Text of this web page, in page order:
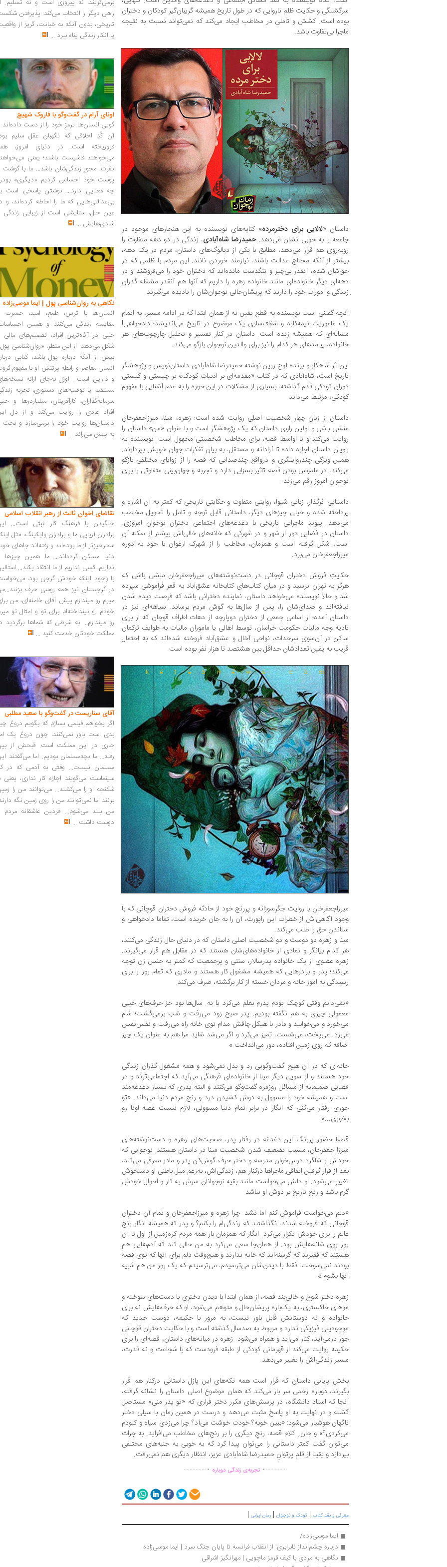
سرگشتگی و حکایت ظلم ناروایی که در طول تاریخ همیشه گریبان‌گیر کودکان و دختران
بوده است. کشش و تاملی در مخاطب ایجاد می‌کند که نمی‌تواند نسبت به نتیجه
ماجرا بی‌تفاوت باشد.
داستان «لالایی برای دخترمرده» کنایه‌های نویسنده به این هنجارهای موجود در
جامعه را به خوبی نشان می‌دهد.حمیدرضا شاه‌آبادی، زندگی در دو دهه متفاوت را
روبه‌روی هم قرار می‌دهد، مطابق با یکی از دیالوگ‌های داستان، مردم در یک دهه،
بیشتر از آنکه محتاج عدالت باشند، نیازمند خوردن نانند. این مردم با ظلمی که در
حق‌شان شده، آنقدر بی‌چیز و تنگدست مانده‌اند که دختران خود را می‌فروشند و در
دهه‌ا‌ی دیگر خانواده‌ای مانند خانواده زهره را داریم که آنها هم آنقدر مشغله گذران
ِزندگی و امورات خود را دارند که پریشان‌حالی نوجوان‌شان را نادیده می‌گیرند.
آنچه گفتنی ا‌ست نویسنده به ‌قطع یقین نه از همان ابتدا که در ادامه مسیر، به اتمام
یک ماموریت نیمه‌کاره و شفاف‌سازی یک موضوع در تاریخ می‌اندیشد؛ دادخواهی!
مساله‌ای که همیشه زنده است. داستان در کنار تفسیر و تحلیل چارچوب‌های هر
خانواده، پیامد‌های هر کدام را نیز برای والدین ِنوجوان بازگو می‌کند.
این اثر شاهکار و برنده لوح زرین نوشته‌ حمیدرضا شاه‌آبادی‌ داستان‌نویس و پژوهشگر
تاریخ است، شاه‌آبادی که در کتاب «مقدمه‌ای بر ادبیات کودک» بر چیستی و کیستی
دوران کودکی قدم گذاشته، بسیاری از مشکلات در این حوزه را به عدم آشنایی با مفهوم
کودکی، مرتبط می‌داند.
داستان از زبان چهار شخصیت اصلی روایت شده است؛ زهره، مینا، میرزاجعفرخان
منشی باشی و اولین راوی داستان که یک پژوهشگر است و با عنوان «من» داستان را
روایت می‌کند و تا اواسط قصه، برای مخاطب شخصیتی مجهول است. نویسنده‌ به
راویان داستان اجازه داده تا آزادانه و مستقل، به بیان تفکرات جهان خویش بپردازند.
همین ویژگی چندروایتگری و درواقع چندصدایی که قصه را از زوایای مختلفی بازگو
می‌کند، در ملموس بودن قصه تاثیر بسزایی دارد و تجربه‌ و جهان‌بینی متفاوتی را برای
نوجوان امروز رقم می‌زند.
داستانی اثرگذار، زبانی شیوا، روایتی متفاوت و حکایتی تاریخی که کمتر به آن اشاره و
پرداخته شده و خیلی چیزهای دیگر، داستانی قابل توجه و تامل را تحویل مخاطب
می‌دهد. پیوند ماجرایی تاریخی با دغدغه‌های اجتماعی دختران نوجوان امروزی.
داستان در فضایی دور از شهر و در شهرکی که خانه‌های خالی‌اش بیشتر از سکنه آن
است، شکل گرفته است و همزمان، مخاطب را از شهرک ارغوان با خود به دوره
میرزاجعفرخان می‌برد.
حکایتِ فروش دختران قوچانی در دست‌‌نوشته‌های میرزاجعفرخان منشی باشی که
هرگز به تهران نرسید و در میان کتاب‌های کتابخانه عشق‌آباد به قعر فراموشی سپرده
شد و حالا نویسنده می‌خواهد داستان، نماینده دخترانی باشد که فرصت دیده شدن
نیافته‌اند و صدای‌شان را، پس از سال‌ها به گوش مردم برساند. سیاهه‌ای نیز در
داستان آمده؛ از اسامی جمعی از دختران دوپارچه از دهات اطراف قوچان که از برای
تادیه وجه مالیات حکومت خراسان، توسط اهالی یا ماموران مالیات به طوایف ترکمان
ساکن در آن‌سوی سرحدات، نواحی آخال و عشق‌آباد فروخته شده‌اند که به احتمال
قریب به یقین تعدادشان حداقل بین هشتصد تا هزار نفر بوده‌ است.
میرزاجعفرخان با روایت جگرسوزانه و پررنج خود از حادثه فروش دختران قوچانی که با
وجود آگاهی‌اش از خطرات این راپورت، آن را به جان خریده است، تماما دادخواهی و
ستاندن حق را طلب می‌کند.
مینا و زهره دو دوست و دو شخصیت اصلی داستان که در دنیای حال زندگی می‌کنند،
هر کدام بیانگر و نمادی از خانواده‌های‌شان هستند که در مقابل هم قرار می‌گیرند.
زهره عضوی از یک خانواده‌ پدرسالار، سنتی و پرجمعیت که کمتر به جنس زن توجه
می‌کند؛ پدر و برادرهایی که همیشه مشغول کار هستند و مادری که تمام روز را برای
رسیدگی به امور خانه و مردان خسته از کار برگشته، صرف می‌کند.
«نمی‌دانم وقتی کوچک بودم پدرم بغلم می‌کرد یا نه. سال‌ها بود جز حرف‌های خیلی
معمولی چیزی به هم نگفته بودیم. پدر صبح زود می‌رفت و شب برمی‌گشت؛ شام
می‌خورد و می‌خوابید و مادر با هیکل چاقش مدام توی خانه راه می‌رفت و نفس‌نفس
می‌زد. می‌پخت، می‌شست، تمیز می‌کرد و اگر می‌شد شاید مرا هم به عنوان یک چیز
اضافه که روی زمین افتاده، دور می‌انداخت.»
خانه‌ای که در آن هیچ گفت‌وگویی رد و بدل نمی‌شود و همه مشغول گذران زندگی
خود هستند و از سویی دیگر مینا از خانواده‌ای فرهنگی می‌آید که اجتماعی‌ترند و در
فضایی صمیمانه‌ از مسائل روزمره گفت‌وگو می‌کنند و البته پدری که بسیار دغدغه‌مند
است و همیشه خود را مسوول به دوش کشیدن درد و رنج مردم دنیا می‌داند. «تو
جوری رفتار می‌کنی که انگار در برابر تمام دنیا مسوولی، لازم نیست غصه اونا رو
بخوری...»
قطعا حضور پررنگ این دغدغه در رفتار پدر، صحبت‌های زهره و دست‌نوشته‌های
میرزا جعفرخان، مسبب تضعیف شدن شخصیت مینا در داستان هستند. نوجوانی که
خودش را شاگرد درس‌خوان مدرسه و دختر حرف گوش‌کن پدر و مادر معرفی می‌کند،
بعد از قرار گرفتن اتفاقی ِماجراها درکنار هم، زندگی‌اش، به‌رغم میل‌ باطنی‌ او دستخوش
تغییر می‌شود. او دلش می‌خواست مانند بقیه نوجوانان سرش به کار و احوال خودش
گرم باشد و رنج تاریخ بر دوش او نباشد.
«دلم می‌خواست فراموش کنم اما نشد. چرا زهره و میرزاجعفرخان و تمام آن دختران
قوچانی که فروخته شدند، نگذاشتند که زندگی‌ام را بکنم؟ و پدر که همیشه انگار رنج
عالم را برای خودش تکرار می‌کرد. انگار که همزمان بار همه مردم کره‌زمین از اول تا آن
روز روی شانه‌هایش بود. از همان‌جا سعی می‌کرد به من حالی کند که آدم‌هایی هم
هستند که فقیرند که گرسنه‌اند که خانه ندارند و هیچ‌وقت دلم برای آنها که توی قصه
بودند نمی‌سوخت، فقط با دیدن‌شان می‌ترسیدم، می‌ترسیدم که یک روز من هم شبیه
آنها بشوم.»
زهره دختر شوخ و خالی‌بند قصه، از همان ابتدا با دیدن دختری با دست‌های سوخته و
موهای خاکستری، به یک‌باره پریشان‌حال و متوهم می‌شود، او که حرف‌هایش نه برای
خانواده و نه دوستانش قابل باور نیست، به مرور با حکیمه، دوست جدید که
موجودیتی فیزیکی ندارد و مربوط به صدسال گذشته است و با حکایت دختران قوچانی
جور درمی‌آید، کنار می‌آید و همراه می‌شود. زهره در میانه‌های داستان، قصه‌ای را برای
حکیمه روایت می‌کند از قهرمانی کودکی از طبقه فرودست که با شجاعت و نه قدرت،
مسیر زندگی‌اش را تغییر می‌دهد.
بخش پایانی داستان که قرار است همه تکه‌های این پازل داستانی درکنار هم قرار
بگیرند، دوباره زخمی سر باز می‌کند که همان موضوع اصلی داستان را نشانه گرفته‌،
آنجا که استاد دانشگاه، در پرسش‌های مکرر دختر فراری که «تو پدر منی» مستاصل
گشته و در نهایت به او پاسخ مثبت می‌دهد و درست در همین زمان با سیلی دختر
ناگهان هوشیار می‌شود: «ببین خوبه؟ خودت خوشت می‌آد؟ چرا می‌زدی سیاه و کبودم
می‌کردی؟» و جان ِ کلام قصه، رنجِ دیگری را بر رنج‌های مخاطب می‌افزاید. به جرات
می‌توان گفت کمتر داستانی را می‌توان پیدا کرد که به خوبی به جنبه‌های مختلفی
بپردازد و یقینا از قلمِ پرتوانِ حمیدرضا شاه‌آبادی عزیز، انتظار دیگری هم نمی‌رفت.
............... . تجربه‌ی زندگی دوباره...............
معرفی و نقد کتاب | کودک و نوجوان | رمان ایرانی |
ایما موسی‌زاده/
درباره چشم‌انداز نابرابری: از انقلاب فرانسه تا پایان جنگ سرد | ایما موسی‌زاده
نگاهی به مردی با کیف قرمز ماچویی | مهرانگیز اشراقی
برمی‌گزیند، نه پیروزی است و نه تسلیم.
راهی دیگر را انتخاب می‌کند: پذیرفتن
تاریخی، بدون آنکه به خیانت، گریز از
یا انکار زندگی پناه ببرد ...
اونای آرام در گفت‌وگو با فاروک شهیچ‭
گویی انسان‌ها ترمزِ خود را از دست داده‌اند
آن کُدِ اخلاقی که نگهبان عقل سلیم
فروریخته است. در دنیای امروز،
می‌خواهند فاشیست باشند؛ یعنی
نفرت، محورِ زندگی‌شان باشد... ما با گوشت
پوست خود احساس کردیم «دیگری»
چه معنایی دارد... نوشتن پاسخی است
بی‌عدالتی‌هایی که ما را احاطه کرده‌اند، و
عین حال، ستایشی است از زیبایی زندگی
شادی‌هایش ...
نگاهی به روان‌شناسی پول | ایما موسی‌زاده
انسان‌ها با ترس، طمع، امید، حسرت
مقایسه زندگی می‌کنند و همین
حتی در آگاه‌ترین افراد، تصمیم‌های مالی
شکل می‌دهد. از این منظر، «روان‌شناسی
بیش از آنکه درباره پول باشد، کتابی
انسان معاصر و رابطه پرتنش او با مفهوم
و دارایی است... اوزل به‌جای ارائه
مستقیم یا توصیه‌های دستوری، تجربه
سرمایه‌گذاران، کارآفرینان، میلیاردرها و
افراد عادی را روایت می‌کند و از دل
داستان‌ها روایت خود را برمی‌سازد و بحث
به پیش می‌راند ...
تقاضای اخوان ثالث از رهبر انقلاب اسلامی
جنگیدن با فرهنگ کار عبثی است...
برادران آریایی ما و برادران وایکینگ، مثل
سحرخیزتر از ما بوده‌اند و رفته‌اند جاهای
دنیا مسکن کرده‌اند... ما همین چیزها
نداریم. کسی نداریم از ما انتقاد بکند...
با وجود اینکه خودش گرجی بود،
در گرجستان نیز همه روسی حرف
میرم رو میندازم پیش آقای خامنه‌ای، من
خودم رو نینداخته‌ام برای تو و امثال تو
رو میندازم... به شرطی که شماها برگردید
مملکت خودتان خدمت کنید ...
آقای سناریست در گفت‌وگو با سعید مطلبی
اگر بخواهم فیلمی بسازم که بگویم دروغ
بدی است باور نمی‌کنند، چون دروغ یک
جاری در این مملکت است. قبحش از
رفته... ما بچه‌مسلمان بودیم. اما می‌گفتند
مسلمان نیست... وقتی به آدمی که در
سینماست می‌گویند اجازه کار نداری، یعنی
شکنجه او را می‌کشند... می‌توانند من را
بزنند اما نمی‌توانند من را روی زمین نگه
من بلند می‌شوم... فردین عاشقانه مردم
دوست داشت ...